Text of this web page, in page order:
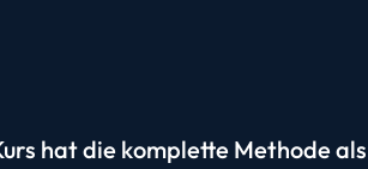
hat die komplette Methode als